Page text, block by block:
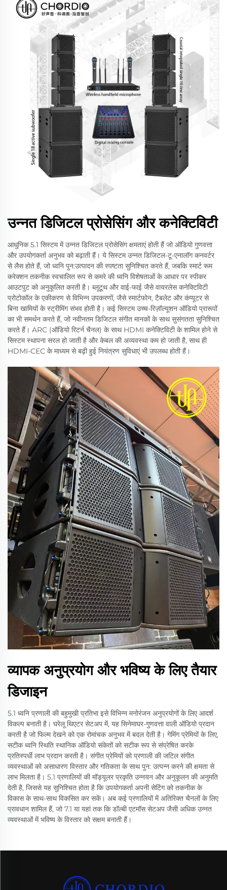
उन्नत डिजिटल प्रोसेसिंग और कनेक्टिविटी
आधुनिक 5.1 सिस्टम में उन्नत डिजिटल प्रोसेसिंग क्षमताएं होती हैं जो ऑडियो गुणवत्ता
और उपयोगकर्ता अनुभव को बढ़ाती हैं। ये सिस्टम उन्नत डिजिटल-टू-एनालॉग कनवर्टर
से लैस होते हैं, जो ध्वनि पुन:उत्पादन की स्पष्टता सुनिश्चित करते हैं, जबकि स्मार्ट रूम
करेक्शन तकनीक स्वचालित रूप से कमरे की ध्वनि विशेषताओं के आधार पर स्पीकर
आउटपुट को अनुकूलित करती है। ब्लूटूथ और वाई-फाई जैसे वायरलेस कनेक्टिविटी
प्रोटोकॉल के एकीकरण से विभिन्न उपकरणों, जैसे स्मार्टफोन, टैबलेट और कंप्यूटर से
बिना खामियों के स्ट्रीमिंग संभव होती है। कई सिस्टम उच्च-रिज़ॉल्यूशन ऑडियो प्रारूपों
का भी समर्थन करते हैं, जो नवीनतम डिजिटल संगीत मानकों के साथ सुसंगतता सुनिश्चित
करते हैं। ARC (ऑडियो रिटर्न चैनल) के साथ HDMI कनेक्टिविटी के शामिल होने से
सिस्टम स्थापना सरल हो जाती है और केबल की अव्यवस्था कम हो जाती है, साथ ही
HDMI-CEC के माध्यम से बढ़ी हुई नियंत्रण सुविधाएं भी उपलब्ध होती हैं।
व्यापक अनुप्रयोग और भविष्य के लिए तैयार
डिजाइन
5.1 ध्वनि प्रणाली की बहुमुखी प्रतिभा इसे विभिन्न मनोरंजन अनुप्रयोगों के लिए आदर्श
विकल्प बनाती है। घरेलू थिएटर सेटअप में, यह सिनेमाघर-गुणवत्ता वाली ऑडियो प्रदान
करती है जो फिल्म देखने को एक रोमांचक अनुभव में बदल देती है। गेमिंग प्रेमियों के लिए,
सटीक ध्वनि स्थिति स्थानिक ऑडियो संकेतों को सटीक रूप से संप्रेषित करके
प्रतिस्पर्धी लाभ प्रदान करती है। संगीत प्रेमियों को प्रणाली की जटिल संगीत
व्यवस्थाओं को असाधारण विस्तार और गतिकता के साथ पुन: उत्पन्न करने की क्षमता से
लाभ मिलता है। 5.1 प्रणालियों की मॉड्यूलर प्रकृति उन्नयन और अनुकूलन की अनुमति
देती है, जिससे यह सुनिश्चित होता है कि उपयोगकर्ता अपनी सेटिंग को तकनीक के
विकास के साथ-साथ विकसित कर सकें। अब कई प्रणालियों में अतिरिक्त चैनलों के लिए
प्रावधान शामिल हैं, जो 7.1 या यहां तक कि डॉल्बी एटमॉस सेटअप जैसी अधिक उन्नत
व्यवस्थाओं में भविष्य के विस्तार को सक्षम बनाती हैं।